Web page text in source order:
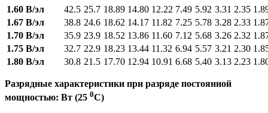
1.60 В/эл 42.5 25.7 18.89 14.80 12.22 7.49 5.92 3.31 2.35
1.67 В/эл
38.8 24.6 18.62 14.17 11.82 7.25 5.78 3.28 2.33
1.70 В/эл
35.9 23.9 18.52 13.86 11.60 7.12 5.68 3.26 2.32
1.75 В/эл
32.7 22.9 18.23 13.44 11.32 6.94 5.57 3.21 2.30
1.80 В/эл
30.8 21.5 17.70 12.94 10.91 6.68 5.40 3.13 2.23
Разрядные характеристики при разряде постоянной
мощностью: Вт (25 0C)